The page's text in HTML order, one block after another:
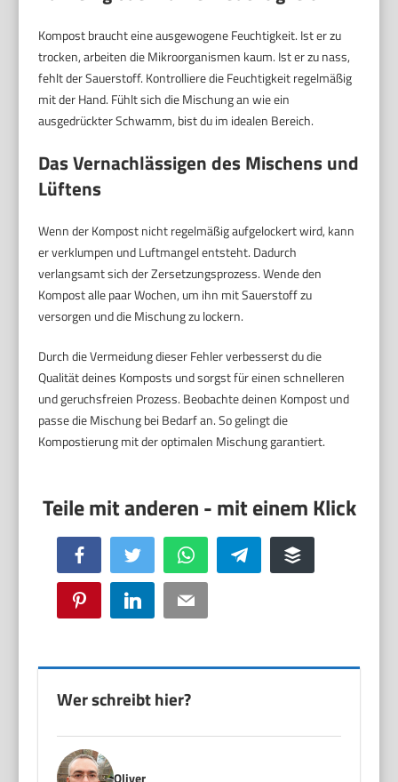
Kompost braucht eine ausgewogene Feuchtigkeit. Ist er zu
trocken, arbeiten die Mikroorganismen kaum. Ist er zu nass,
fehlt der Sauerstoff. Kontrolliere die Feuchtigkeit regelmäßig
mit der Hand. Fühlt sich die Mischung an wie ein
ausgedrückter Schwamm, bist du im idealen Bereich.
Das Vernachlässigen des Mischens und
Lüftens
Wenn der Kompost nicht regelmäßig aufgelockert wird, kann
er verklumpen und Luftmangel entsteht. Dadurch
verlangsamt sich der Zersetzungsprozess. Wende den
Kompost alle paar Wochen, um ihn mit Sauerstoff zu
versorgen und die Mischung zu lockern.
Durch die Vermeidung dieser Fehler verbesserst du die
Qualität deines Komposts und sorgst für einen schnelleren
und geruchsfreien Prozess. Beobachte deinen Kompost und
passe die Mischung bei Bedarf an. So gelingt die
Kompostierung mit der optimalen Mischung garantiert.
Facebook Twitter WhatsApp Telegram Buffer
Pinterest LinkedIn Email
Wer schreibt hier?